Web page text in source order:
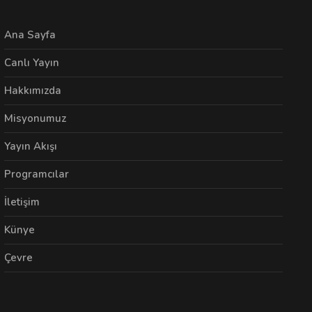
Ana Sayfa
Canlı Yayın
Hakkımızda
Misyonumuz
Yayın Akışı
Programcılar
İletişim
Künye
Çevre